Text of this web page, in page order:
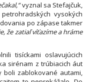
vyznal sa Stefajčuk,
vysokých
po zápase takmer
že zatiaľ víťazíme a hráme
tisíckami oslavujúcich
sirénam z trúbiacich áut
zablokované autami,